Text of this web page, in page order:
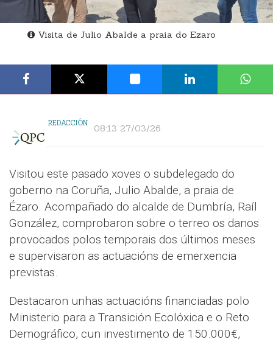
Visita de Julio Abalde a praia do Ezaro
REDACCIÓN 08:13 27/03/26
Visitou este pasado xoves o subdelegado do
goberno na Coruña, Julio Abalde, a praia de
Ézaro. Acompañado do alcalde de Dumbría, Raíl
González, comprobaron sobre o terreo os danos
provocados polos temporais dos últimos meses
e supervisaron as actuacións de emerxencia
previstas.
Destacaron unhas actuacións financiadas polo
Ministerio para a Transición Ecolóxica e o Reto
Demográfico, cun investimento de 150.000€,